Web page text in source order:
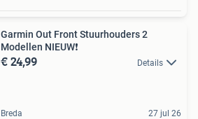
Garmin Out Front Stuurhouders 2
Modellen NIEUW❗
€ 24,99 Details
Breda 27 jul 26